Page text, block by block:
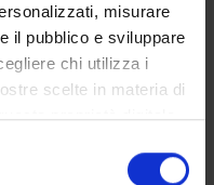
misurare
il pubblico e sviluppare
chi utilizza i
scelte in materia di
proprietà digitale
in qualsiasi